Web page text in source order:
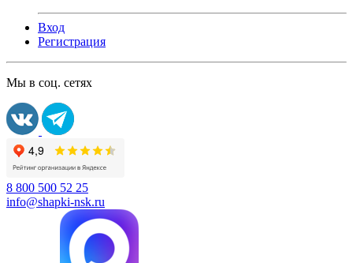
Вход
Регистрация
Мы в соц. сетях
8 800 500 52 25
info@shapki-nsk.ru